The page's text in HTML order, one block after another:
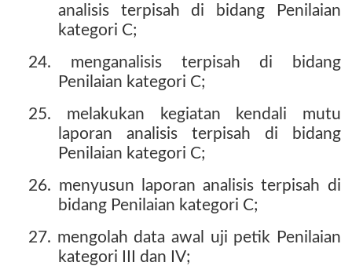
analisis terpisah di bidang Penilaian
kategori C;
24. menganalisis terpisah di bidang
Penilaian kategori C;
25. melakukan kegiatan kendali mutu
laporan analisis terpisah di bidang
Penilaian kategori C;
26. menyusun laporan analisis terpisah di
bidang Penilaian kategori C;
27. mengolah data awal uji petik Penilaian
kategori III dan IV;